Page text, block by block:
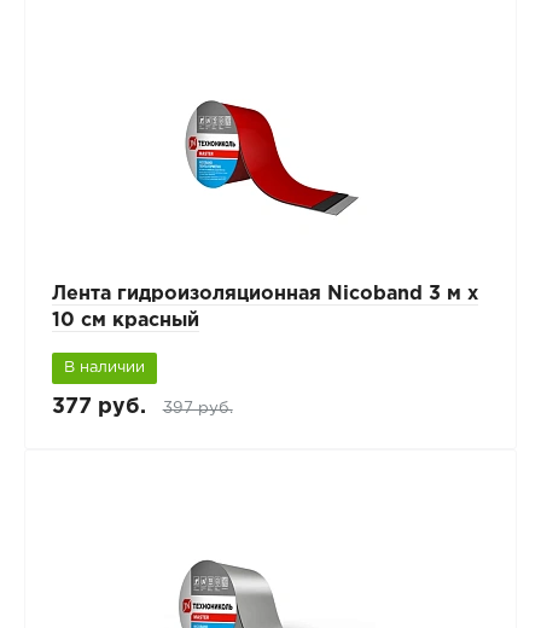
Лента гидроизоляционная Nicoband 3 м х
10 см красный
В наличии
377 руб. 397 руб.